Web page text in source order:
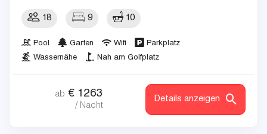
18 9 10
Pool Garten Wifi
Parkplatz
Wassernähe
Nah am Golfplatz
ab € 1263
/ Nacht
Details anzeigen